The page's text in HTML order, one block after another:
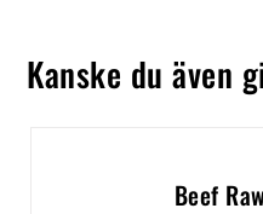
Kanske du även
Beef